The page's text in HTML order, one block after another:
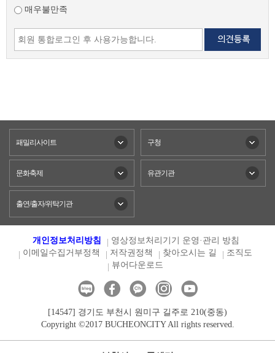
매우불만족
패밀리사이트 구청
문화축제 유관기관
출연/출자/위탁기관
개인정보처리방침
영상정보처리기기 운영·관리 방침
이메일수집거부정책
저작권정책 찾아오시는 길
조직도
뷰어다운로드
[14547] 경기도 부천시 원미구 길주로 210(중동)
Copyright ©2017 BUCHEONCITY All rights reserved.